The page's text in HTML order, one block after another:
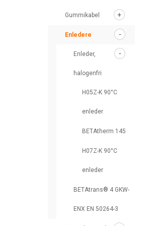
Gummikabel
Enledere
Enleder,
halogenfri
H05Z-K 90°C
enleder
BETAtherm 145
H07Z-K 90°C
enleder
BETAtrans® 4 GKW-
ENX EN 50264-3